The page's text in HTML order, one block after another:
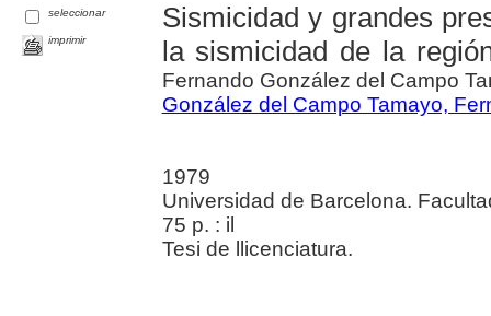
seleccionar
imprimir
Sismicidad y grandes
la sismicidad de la
Fernando González del Campo
González del Campo Tamayo,
1979
Universidad de Barcelona.
75 p. : il
Tesi de llicenciatura.